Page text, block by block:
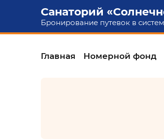
Санаторий
Бронирование путевок в
Главная Номерной фонд